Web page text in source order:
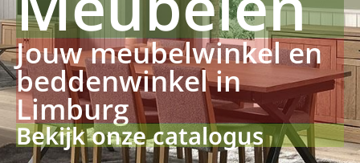
Jouw meubelwinkel en
beddenwinkel in
Limburg
Bekijk onze catalogus